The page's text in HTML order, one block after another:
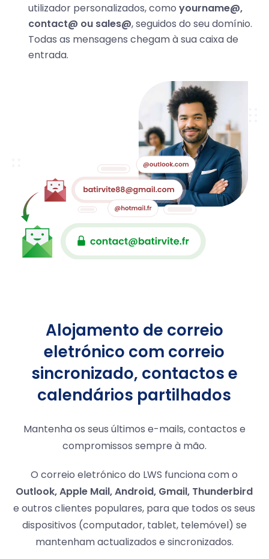
utilizador personalizados, comoyourname@,
contact@ ou sales@, seguidos do seu domínio.
Todas as mensagens chegam à sua caixa de
entrada.
Alojamento de correio
eletrónico com correio
sincronizado, contactos e
calendários partilhados
Mantenha os seus últimos e-mails, contactos e
compromissos sempre à mão.
O correio eletrónico do LWS funciona com o
Outlook, Apple Mail, Android, Gmail, Thunderbird
e outros clientes populares, para que todos os seus
dispositivos (computador, tablet, telemóvel) se
mantenham actualizados e sincronizados.